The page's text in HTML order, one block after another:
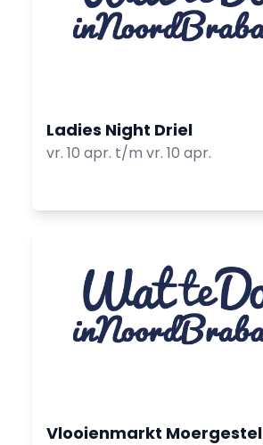
Ladies Night Driel
vr. 10 apr. t/m vr. 10 apr.
Vlooienmarkt Moergestel